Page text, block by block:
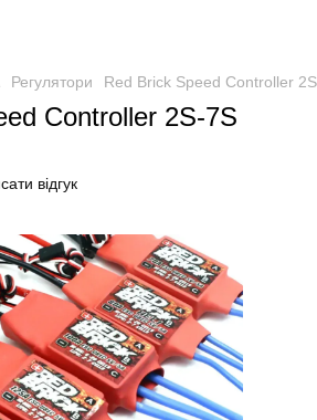
Регулятори Red Brick Speed Controller
Controller 2S-7S
відгук